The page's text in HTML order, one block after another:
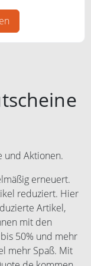
und Aktionen.
erneuert.
reduziert. Hier
Artikel,
mit den
50% und mehr
mehr Spaß. Mit